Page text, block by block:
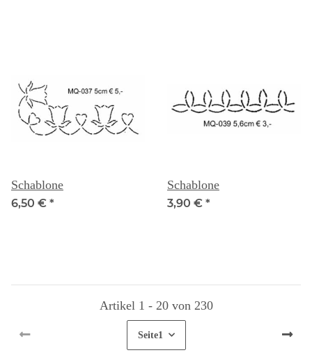
Schablone
6,50 € *
Schablone
3,90 € *
Artikel 1 - 20 von 230
Seite1